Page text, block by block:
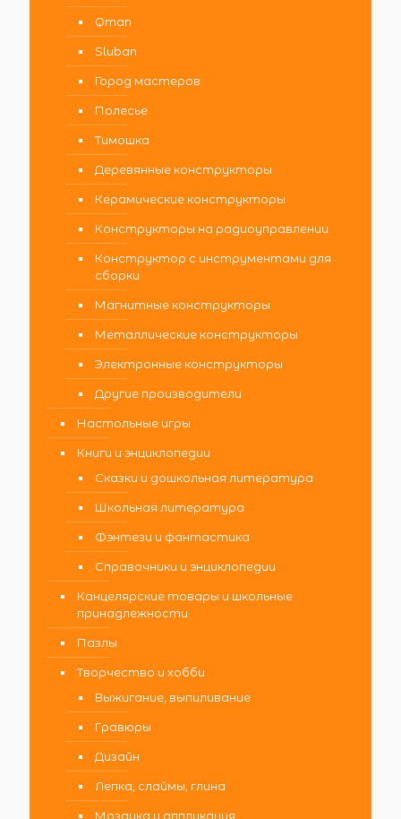
Qman
Sluban
Город мастеров
Полесье
Тимошка
Деревянные конструкторы
Керамические конструкторы
Конструкторы на радиоуправлении
Конструктор с инструментами для
сборки
Магнитные конструкторы
Металлические конструкторы
Электронные конструкторы
Другие производители
Настольные игры
Книги и энциклопедии
Сказки и дошкольная литература
Школьная литература
Фэнтези и фантастика
Справочники и энциклопедии
Канцелярские товары и школьные
принадлежности
Пазлы
Творчество и хобби
Выжигание, выпиливание
Гравюры
Дизайн
Лепка, слаймы, глина
Мозаика и аппликация